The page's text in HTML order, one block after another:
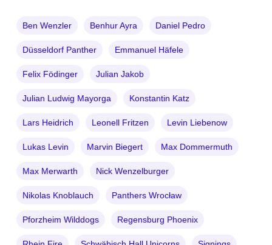
Ben Wenzler Benhur Ayra Daniel Pedro
Düsseldorf Panther Emmanuel Häfele
Felix Födinger Julian Jakob
Julian Ludwig Mayorga Konstantin Katz
Lars Heidrich Leonell Fritzen Levin Liebenow
Lukas Levin Marvin Biegert Max Dommermuth
Max Merwarth Nick Wenzelburger
Nikolas Knoblauch Panthers Wrocław
Pforzheim Wilddogs Regensburg Phoenix